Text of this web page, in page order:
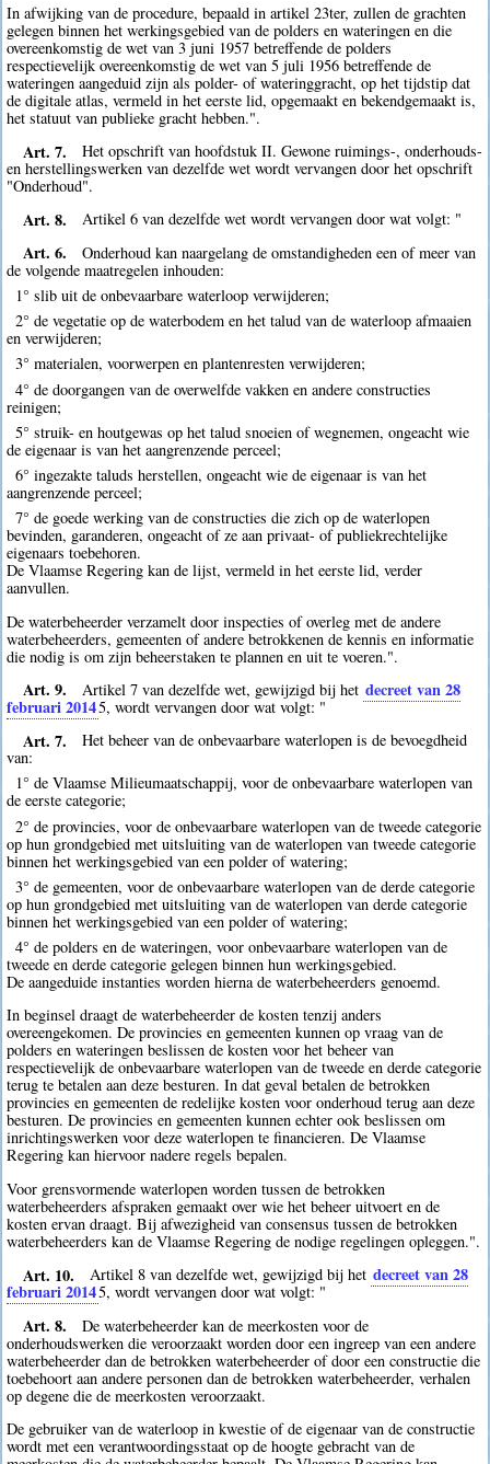
In afwijking van de procedure, bepaald in artikel 23ter, zullen de grachten
gelegen binnen het werkingsgebied van de polders en wateringen en die
overeenkomstig de wet van 3 juni 1957 betreffende de polders
respectievelijk overeenkomstig de wet van 5 juli 1956 betreffende de
wateringen aangeduid zijn als polder- of wateringgracht, op het tijdstip dat
de digitale atlas, vermeld in het eerste lid, opgemaakt en bekendgemaakt is,
het statuut van publieke gracht hebben.".
Art. 7.
Het opschrift van hoofdstuk II. Gewone ruimings-, onderhouds-
en herstellingswerken van dezelfde wet wordt vervangen door het opschrift
"Onderhoud".
Art. 8. Artikel 6 van dezelfde wet wordt vervangen door wat volgt: "
Art. 6.
Onderhoud kan naargelang de omstandigheden een of meer van
de volgende maatregelen inhouden:
1° slib uit de onbevaarbare waterloop verwijderen;
2° de vegetatie op de waterbodem en het talud van de waterloop afmaaien
en verwijderen;
3° materialen, voorwerpen en plantenresten verwijderen;
4° de doorgangen van de overwelfde vakken en andere constructies
reinigen;
5° struik- en houtgewas op het talud snoeien of wegnemen, ongeacht wie
de eigenaar is van het aangrenzende perceel;
6° ingezakte taluds herstellen, ongeacht wie de eigenaar is van het
aangrenzende perceel;
7° de goede werking van de constructies die zich op de waterlopen
bevinden, garanderen, ongeacht of ze aan privaat- of publiekrechtelijke
eigenaars toebehoren.
De Vlaamse Regering kan de lijst, vermeld in het eerste lid, verder
aanvullen.
De waterbeheerder verzamelt door inspecties of overleg met de andere
waterbeheerders, gemeenten of andere betrokkenen de kennis en informatie
die nodig is om zijn beheerstaken te plannen en uit te voeren.".
Art. 9. Artikel 7 van dezelfde wet, gewijzigd bij het decreet van 28
februari 20145, wordt vervangen door wat volgt: "
Art. 7.
Het beheer van de onbevaarbare waterlopen is de bevoegdheid
van:
1° de Vlaamse Milieumaatschappij, voor de onbevaarbare waterlopen van
de eerste categorie;
2° de provincies, voor de onbevaarbare waterlopen van de tweede categorie
op hun grondgebied met uitsluiting van de waterlopen van tweede categorie
binnen het werkingsgebied van een polder of watering;
3° de gemeenten, voor de onbevaarbare waterlopen van de derde categorie
op hun grondgebied met uitsluiting van de waterlopen van derde categorie
binnen het werkingsgebied van een polder of watering;
4° de polders en de wateringen, voor onbevaarbare waterlopen van de
tweede en derde categorie gelegen binnen hun werkingsgebied.
De aangeduide instanties worden hierna de waterbeheerders genoemd.
In beginsel draagt de waterbeheerder de kosten tenzij anders
overeengekomen. De provincies en gemeenten kunnen op vraag van de
polders en wateringen beslissen de kosten voor het beheer van
respectievelijk de onbevaarbare waterlopen van de tweede en derde categorie
terug te betalen aan deze besturen. In dat geval betalen de betrokken
provincies en gemeenten de redelijke kosten voor onderhoud terug aan deze
besturen. De provincies en gemeenten kunnen echter ook beslissen om
inrichtingswerken voor deze waterlopen te financieren. De Vlaamse
Regering kan hiervoor nadere regels bepalen.
Voor grensvormende waterlopen worden tussen de betrokken
waterbeheerders afspraken gemaakt over wie het beheer uitvoert en de
kosten ervan draagt. Bij afwezigheid van consensus tussen de betrokken
waterbeheerders kan de Vlaamse Regering de nodige regelingen opleggen.".
Art. 10. Artikel 8 van dezelfde wet, gewijzigd bij het decreet van 28
februari 20145, wordt vervangen door wat volgt: "
Art. 8.
De waterbeheerder kan de meerkosten voor de
onderhoudswerken die veroorzaakt worden door een ingreep van een andere
waterbeheerder dan de betrokken waterbeheerder of door een constructie die
toebehoort aan andere personen dan de betrokken waterbeheerder, verhalen
op degene die de meerkosten veroorzaakt.
De gebruiker van de waterloop in kwestie of de eigenaar van de constructie
wordt met een verantwoordingsstaat op de hoogte gebracht van de